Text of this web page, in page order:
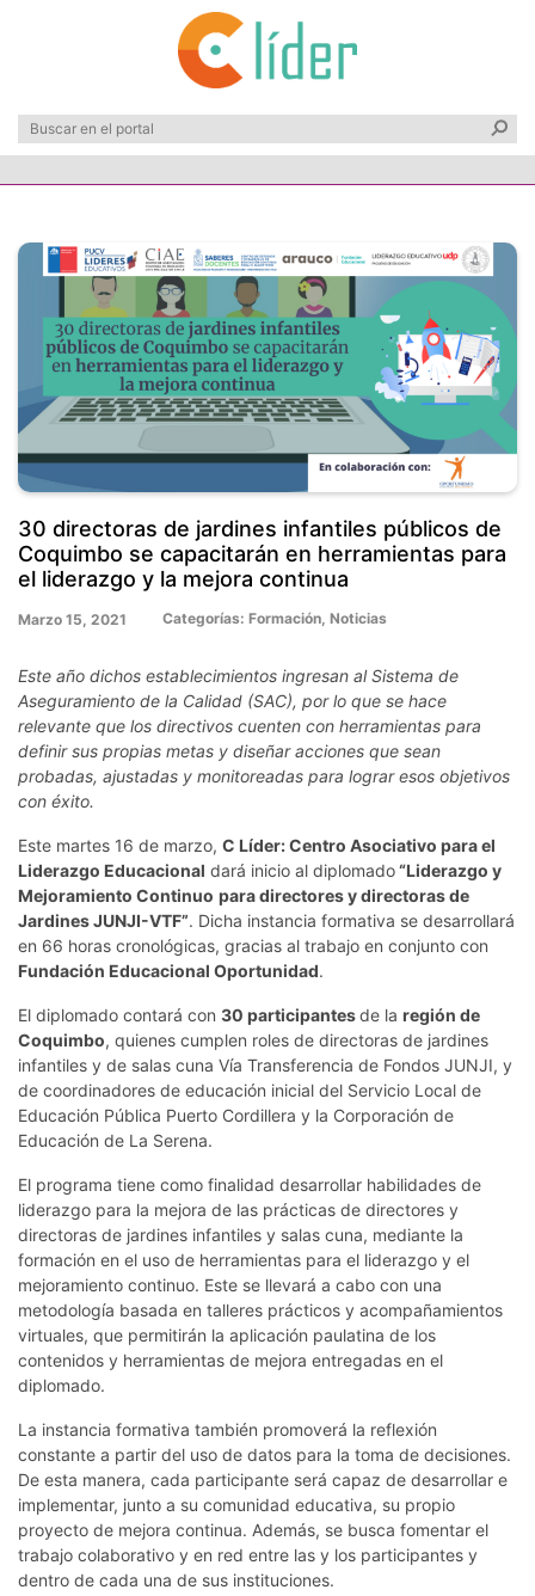
30 directoras de jardines infantiles públicos de
Coquimbo se capacitarán en herramientas para
el liderazgo y la mejora continua
Marzo 15, 2021 Categorías: Formación Noticias
Este año dichos establecimientos ingresan al Sistema de
Aseguramiento de la Calidad (SAC), por lo que se hace
relevante que los directivos cuenten con herramientas para
definir sus propias metas y diseñar acciones que sean
probadas, ajustadas y monitoreadas para lograr esos objetivos
con éxito.
Este martes 16 de marzo, C Líder: Centro Asociativo para el
Liderazgo Educacional dará inicio al diplomado“Liderazgo y
Mejoramiento Continuo para directores y directoras de
Jardines JUNJI-VTF”. Dicha instancia formativa se desarrollará
en 66 horas cronológicas, gracias al trabajo en conjunto con
Fundación Educacional Oportunidad.
El diplomado contará con 30 participantesde la región de
Coquimbo, quienes cumplen roles de directoras de jardines
infantiles y de salas cuna Vía Transferencia de Fondos JUNJI, y
de coordinadores de educación inicial del Servicio Local de
Educación Pública Puerto Cordillera y la Corporación de
Educación de La Serena.
El programa tiene como finalidad desarrollar habilidades de
liderazgo para la mejora de las prácticas de directores y
directoras de jardines infantiles y salas cuna, mediante la
formación en el uso de herramientas para el liderazgo y el
mejoramiento continuo. Este se llevará a cabo con una
metodología basada en talleres prácticos y acompañamientos
virtuales, que permitirán la aplicación paulatina de los
contenidos y herramientas de mejora entregadas en el
diplomado.
La instancia formativa también promoverá la reflexión
constante a partir del uso de datos para la toma de decisiones.
De esta manera, cada participante será capaz de desarrollar e
implementar, junto a su comunidad educativa, su propio
proyecto de mejora continua. Además, se busca fomentar el
trabajo colaborativo y en red entre las y los participantes y
dentro de cada una de sus instituciones.